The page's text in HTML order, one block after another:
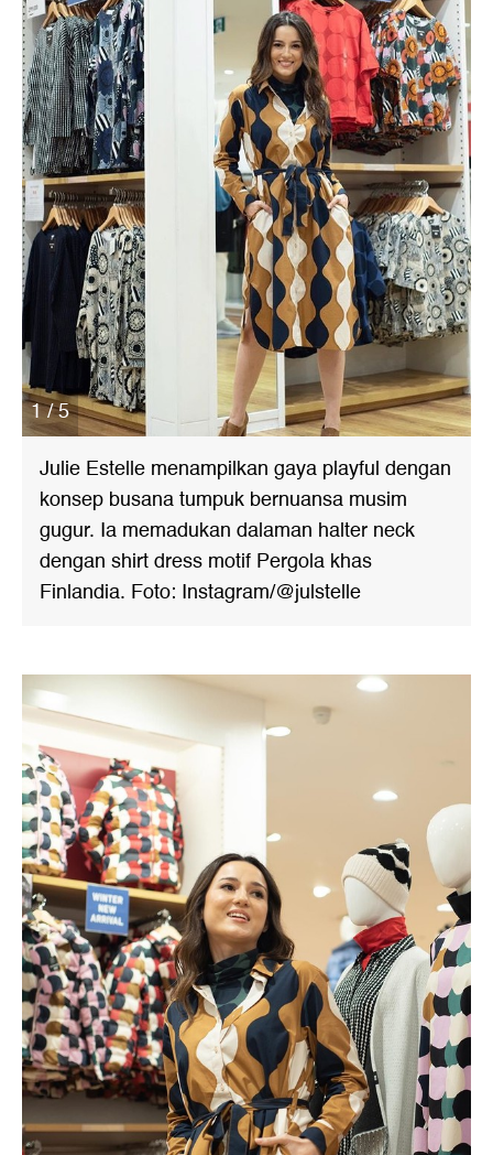
1 / 5
Julie Estelle menampilkan gaya playful dengan
konsep busana tumpuk bernuansa musim
gugur. Ia memadukan dalaman halter neck
dengan shirt dress motif Pergola khas
Finlandia. Foto: Instagram/@julstelle